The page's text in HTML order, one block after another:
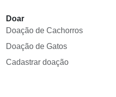
Doar
Doação de Cachorros
Doação de Gatos
Cadastrar doação